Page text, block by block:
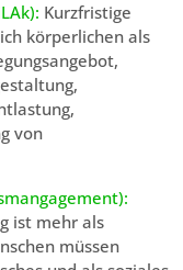
Kurzfristige
körperlichen als
von
ist mehr als
müssen